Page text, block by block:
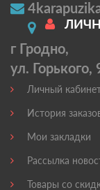
г Гродно,
ул.
Личный
История
Мои закладки
Рассылка
Товары со